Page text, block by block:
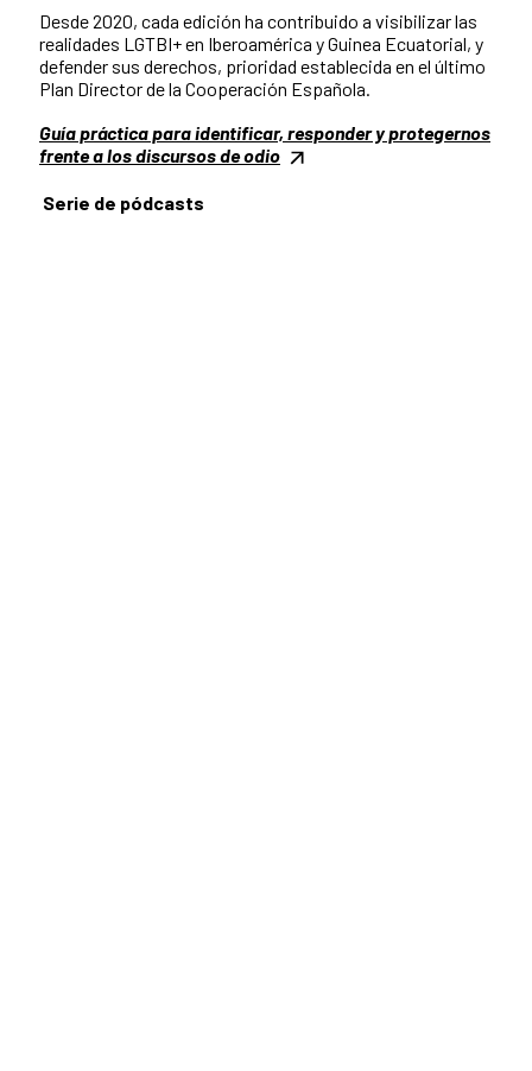
Desde 2020, cada edición ha contribuido a visibilizar las
realidades LGTBI+ en Iberoamérica y Guinea Ecuatorial, y
defender sus derechos, prioridad establecida en el último
Plan Director de la Cooperación Española.
Guía práctica para identificar, responder y protegernos
frente a los discursos de odio
Serie de pódcasts